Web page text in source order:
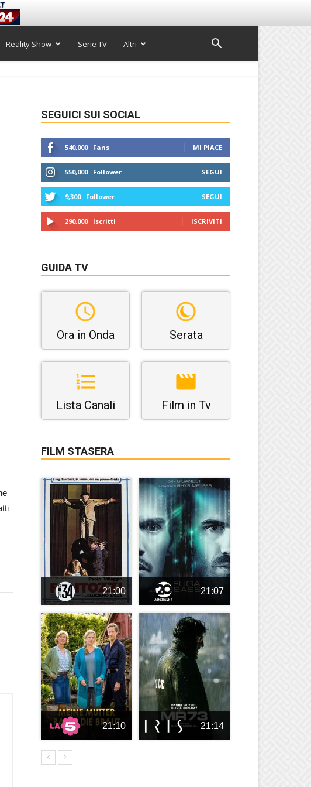
Reality Show Serie TV Altri
SEGUICI SUI SOCIAL
540,000 Fans MI PIACE
550,000 Follower SEGUI
9,300 Follower SEGUI
290,000 Iscritti ISCRIVITI
GUIDA TV
Ora in Onda Serata
Lista Canali Film in Tv
FILM STASERA
21:00 21:07
21:10 21:14